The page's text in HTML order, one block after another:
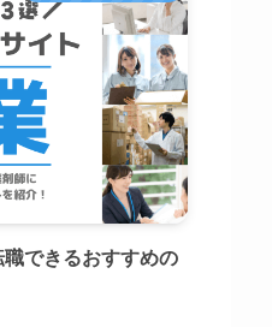
職できるおすすめの